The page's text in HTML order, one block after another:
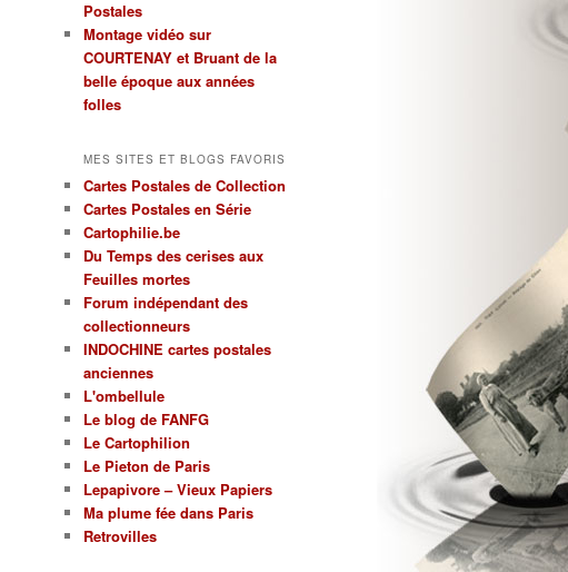
Postales
Montage vidéo sur
COURTENAY et Bruant de la
belle époque aux années
folles
MES SITES ET BLOGS FAVORIS
Cartes Postales de Collection
Cartes Postales en Série
Cartophilie.be
Du Temps des cerises aux
Feuilles mortes
Forum indépendant des
collectionneurs
INDOCHINE cartes postales
anciennes
L'ombellule
Le blog de FANFG
Le Cartophilion
Le Pieton de Paris
Lepapivore – Vieux Papiers
Ma plume fée dans Paris
Retrovilles